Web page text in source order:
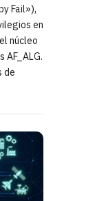
Fail»),
en
núcleo
AF_ALG.
de